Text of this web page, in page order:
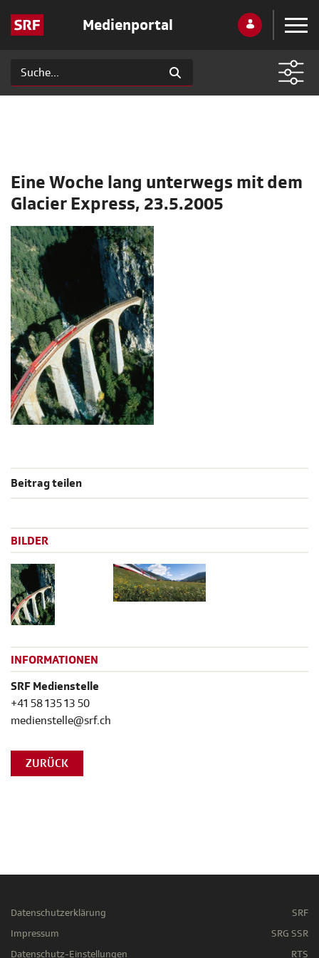
Medienportal
Eine Woche lang unterwegs mit dem
Glacier Express, 23.5.2005
Beitrag teilen
BILDER
INFORMATIONEN
SRF Medienstelle
+41 58 135 13 50
medienstelle@srf.ch
ZURÜCK
Datenschutzerklärung
Impressum
Datenschutz-Einstellungen
SRF
SRG SSR
RTS